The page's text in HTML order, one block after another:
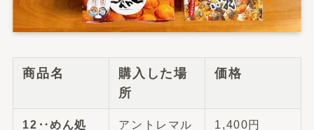
商品名
購入した場
所
価格
12‥めん処
アントレマル
1,400円